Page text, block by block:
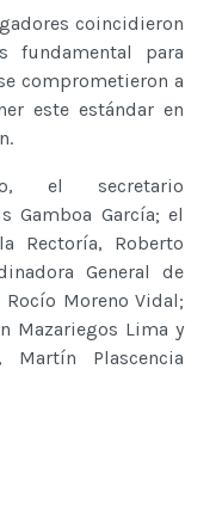
coincidieron
fundamental para
comprometieron a
este estándar en
el secretario
Gamboa García; el
Rectoría, Roberto
General de
Moreno Vidal;
Mazariegos Lima y
Plascencia